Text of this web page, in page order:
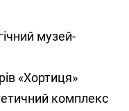
музей-
«Хортиця»
комплекс